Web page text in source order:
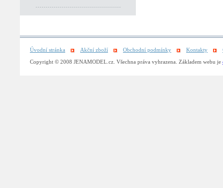
Úvodní stránka Akční zboží Obchodní podmínky Kontakty
Copyright © 2008 JENAMODEL.cz. Všechna práva vyhrazena. Základem webu je